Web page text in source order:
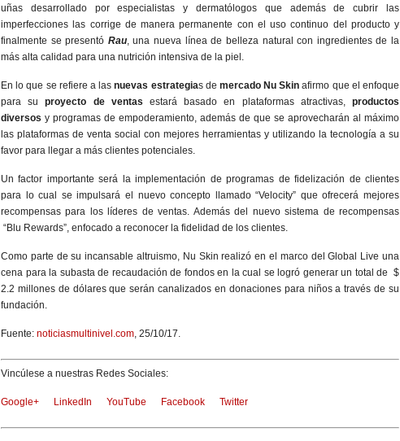
uñas desarrollado por especialistas y dermatólogos que además de cubrir las
imperfecciones las corrige de manera permanente con el uso continuo del producto y
finalmente se presentó Rau, una nueva línea de belleza natural con ingredientes de la
más alta calidad para una nutrición intensiva de la piel.
En lo que se refiere a lasnuevas estrategias de mercado Nu Skin afirmo que el enfoque
para suproyecto de ventas estará basado en plataformas atractivas,productos
diversos y programas de empoderamiento, además de que se aprovecharán al máximo
las plataformas de venta social con mejores herramientas y utilizando la tecnología a su
favor para llegar a más clientes potenciales.
Un factor importante será la implementación de programas de fidelización de clientes
para lo cual se impulsará el nuevo concepto llamado “Velocity” que ofrecerá mejores
recompensas para los líderes de ventas. Además del nuevo sistema de recompensas
“Blu Rewards”, enfocado a reconocer la fidelidad de los clientes.
Como parte de su incansable altruismo, Nu Skin realizó en el marco del Global Live una
cena para la subasta de recaudación de fondos en la cual se logró generar un total de $
2.2 millones de dólares que serán canalizados en donaciones para niños a través de su
fundación.
Fuente: noticiasmultinivel.com, 25/10/17.
Vincúlese a nuestras Redes Sociales:
Google+ LinkedIn YouTube Facebook Twitter